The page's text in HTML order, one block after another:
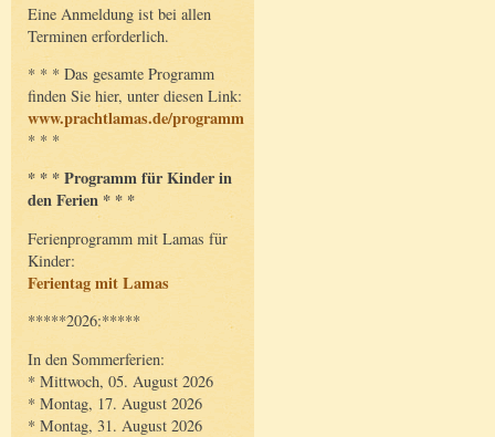
Eine Anmeldung ist bei allen
Terminen erforderlich.
* * * Das gesamte Programm
finden Sie hier, unter diesen Link:
www.prachtlamas.de/programm
* * *
* * * Programm für Kinder in
den Ferien * * *
Ferienprogramm mit Lamas für
Kinder:
Ferientag mit Lamas
*****2026:*****
In den Sommerferien:
* Mittwoch, 05. August 2026
* Montag, 17. August 2026
* Montag, 31. August 2026